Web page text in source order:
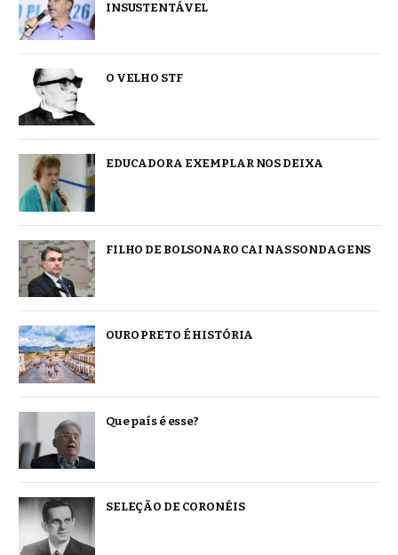
INSUSTENTÁVEL
O VELHO STF
EDUCADORA EXEMPLAR NOS DEIXA
FILHO DE BOLSONARO CAI NAS SONDAGENS
OURO PRETO É HISTÓRIA
Que país é esse?
SELEÇÃO DE CORONÉIS